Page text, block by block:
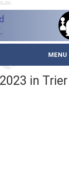
MENU
in Trier